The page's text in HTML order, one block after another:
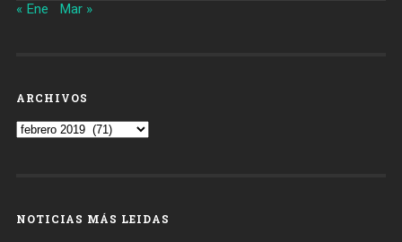
« Ene Mar »
ARCHIVOS
Archivos
NOTICIAS MÁS LEIDAS